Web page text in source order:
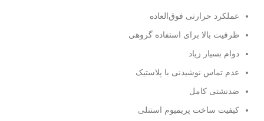
عملکرد حرارتی فوق‌العاده
ظرفیت بالا برای استفاده گروهی
دوام بسیار زیاد
عدم تماس نوشیدنی با پلاستیک
ضدنشتی کامل
کیفیت ساخت پریمیوم استنلی